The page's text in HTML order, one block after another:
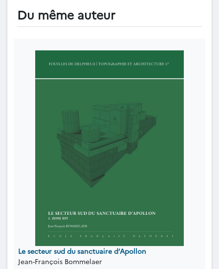
Du même auteur
Le secteur sud du sanctuaire d’Apollon
Jean-François Bommelaer